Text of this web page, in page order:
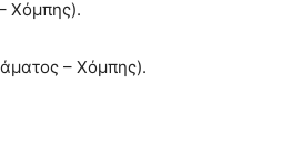
Χόμπης).
– Χόμπης).